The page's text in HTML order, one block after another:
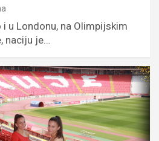
u Londonu, na Olimpijskim
naciju je…